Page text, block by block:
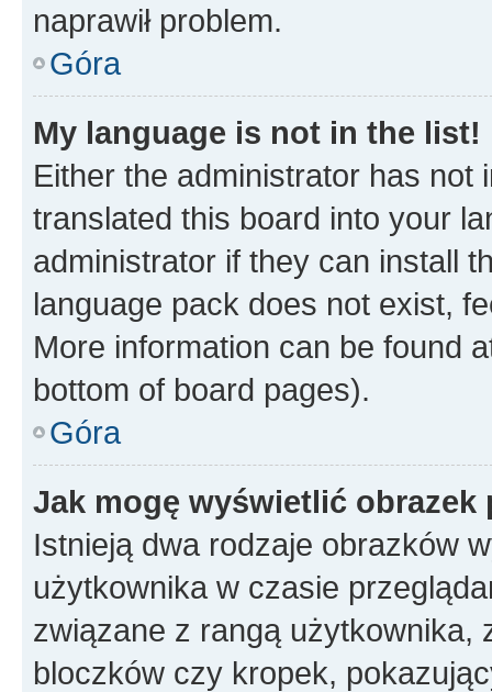
naprawił problem.
Góra
My language is not in the list!
Either the administrator has not
translated this board into your
administrator if they can install
language pack does not exist,
More information can be found
bottom of board pages).
Góra
Jak mogę wyświetlić
Istnieją dwa rodzaje obrazków
użytkownika w czasie
związane z rangą użytkownika,
bloczków czy kropek,